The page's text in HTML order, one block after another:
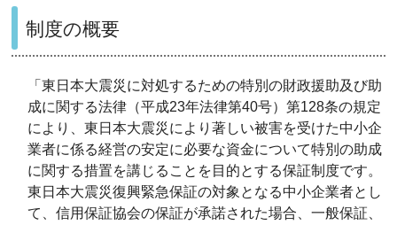
制度の概要
「東日本大震災に対処するための特別の財政援助及び助
成に関する法律（平成23年法律第40号）第128条の規定
により、東日本大震災により著しい被害を受けた中小企
業者に係る経営の安定に必要な資金について特別の助成
に関する措置を講じることを目的とする保証制度です。
東日本大震災復興緊急保証の対象となる中小企業者とし
て、信用保証協会の保証が承諾された場合、一般保証、